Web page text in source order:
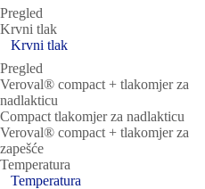
Pregled
Krvni tlak
Krvni tlak
Pregled
Veroval® compact + tlakomjer za
nadlakticu
Compact tlakomjer za nadlakticu
Veroval® compact + tlakomjer za
zapešće
Temperatura
Temperatura